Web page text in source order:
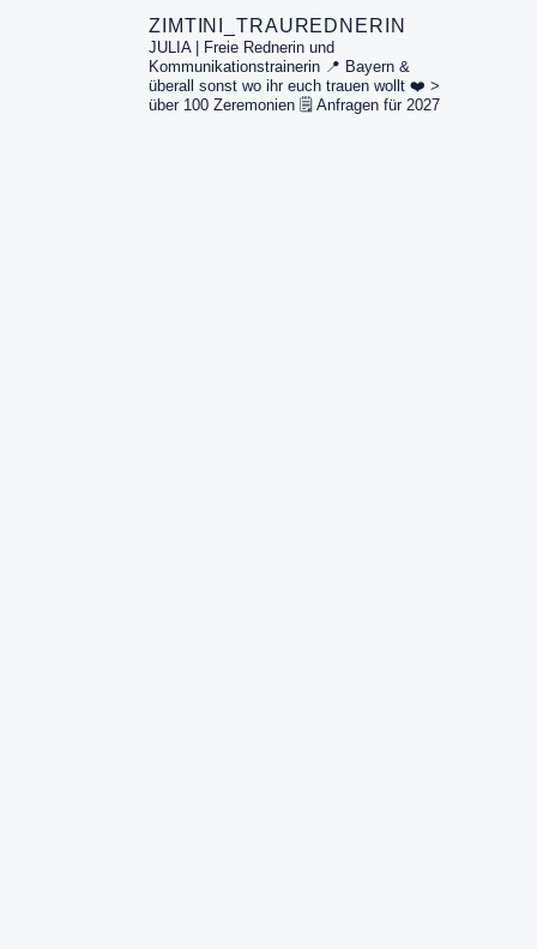
ZIMTINI_TRAUREDNERIN
JULIA | Freie Rednerin und
Kommunikationstrainerin 📍 Bayern &
überall sonst wo ihr euch trauen wollt ❤️ >
über 100 Zeremonien 🗒️ Anfragen für 2027